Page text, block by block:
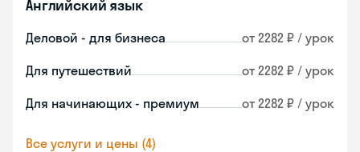
Английский язык
Деловой - для бизнеса от 2282 ₽ / урок
Для путешествий от 2282 ₽ / урок
Для начинающих - премиум от 2282 ₽ / урок
Все услуги и цены (4)